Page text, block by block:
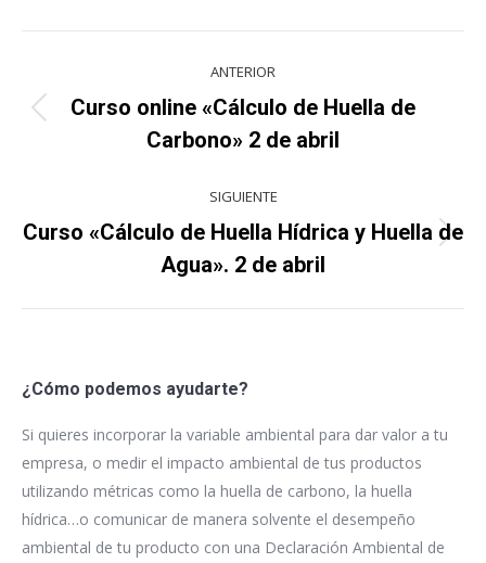
entre
proyectos
ANTERIOR
Proyecto
anterior
Curso online «Cálculo de Huella de
Carbono» 2 de abril
SIGUIENTE
Proyecto
siguiente
Curso «Cálculo de Huella Hídrica y Huella de
Agua». 2 de abril
¿Cómo podemos ayudarte?
Si quieres incorporar la variable ambiental para dar valor a tu
empresa, o medir el impacto ambiental de tus productos
utilizando métricas como la huella de carbono, la huella
hídrica…o comunicar de manera solvente el desempeño
ambiental de tu producto con una Declaración Ambiental de